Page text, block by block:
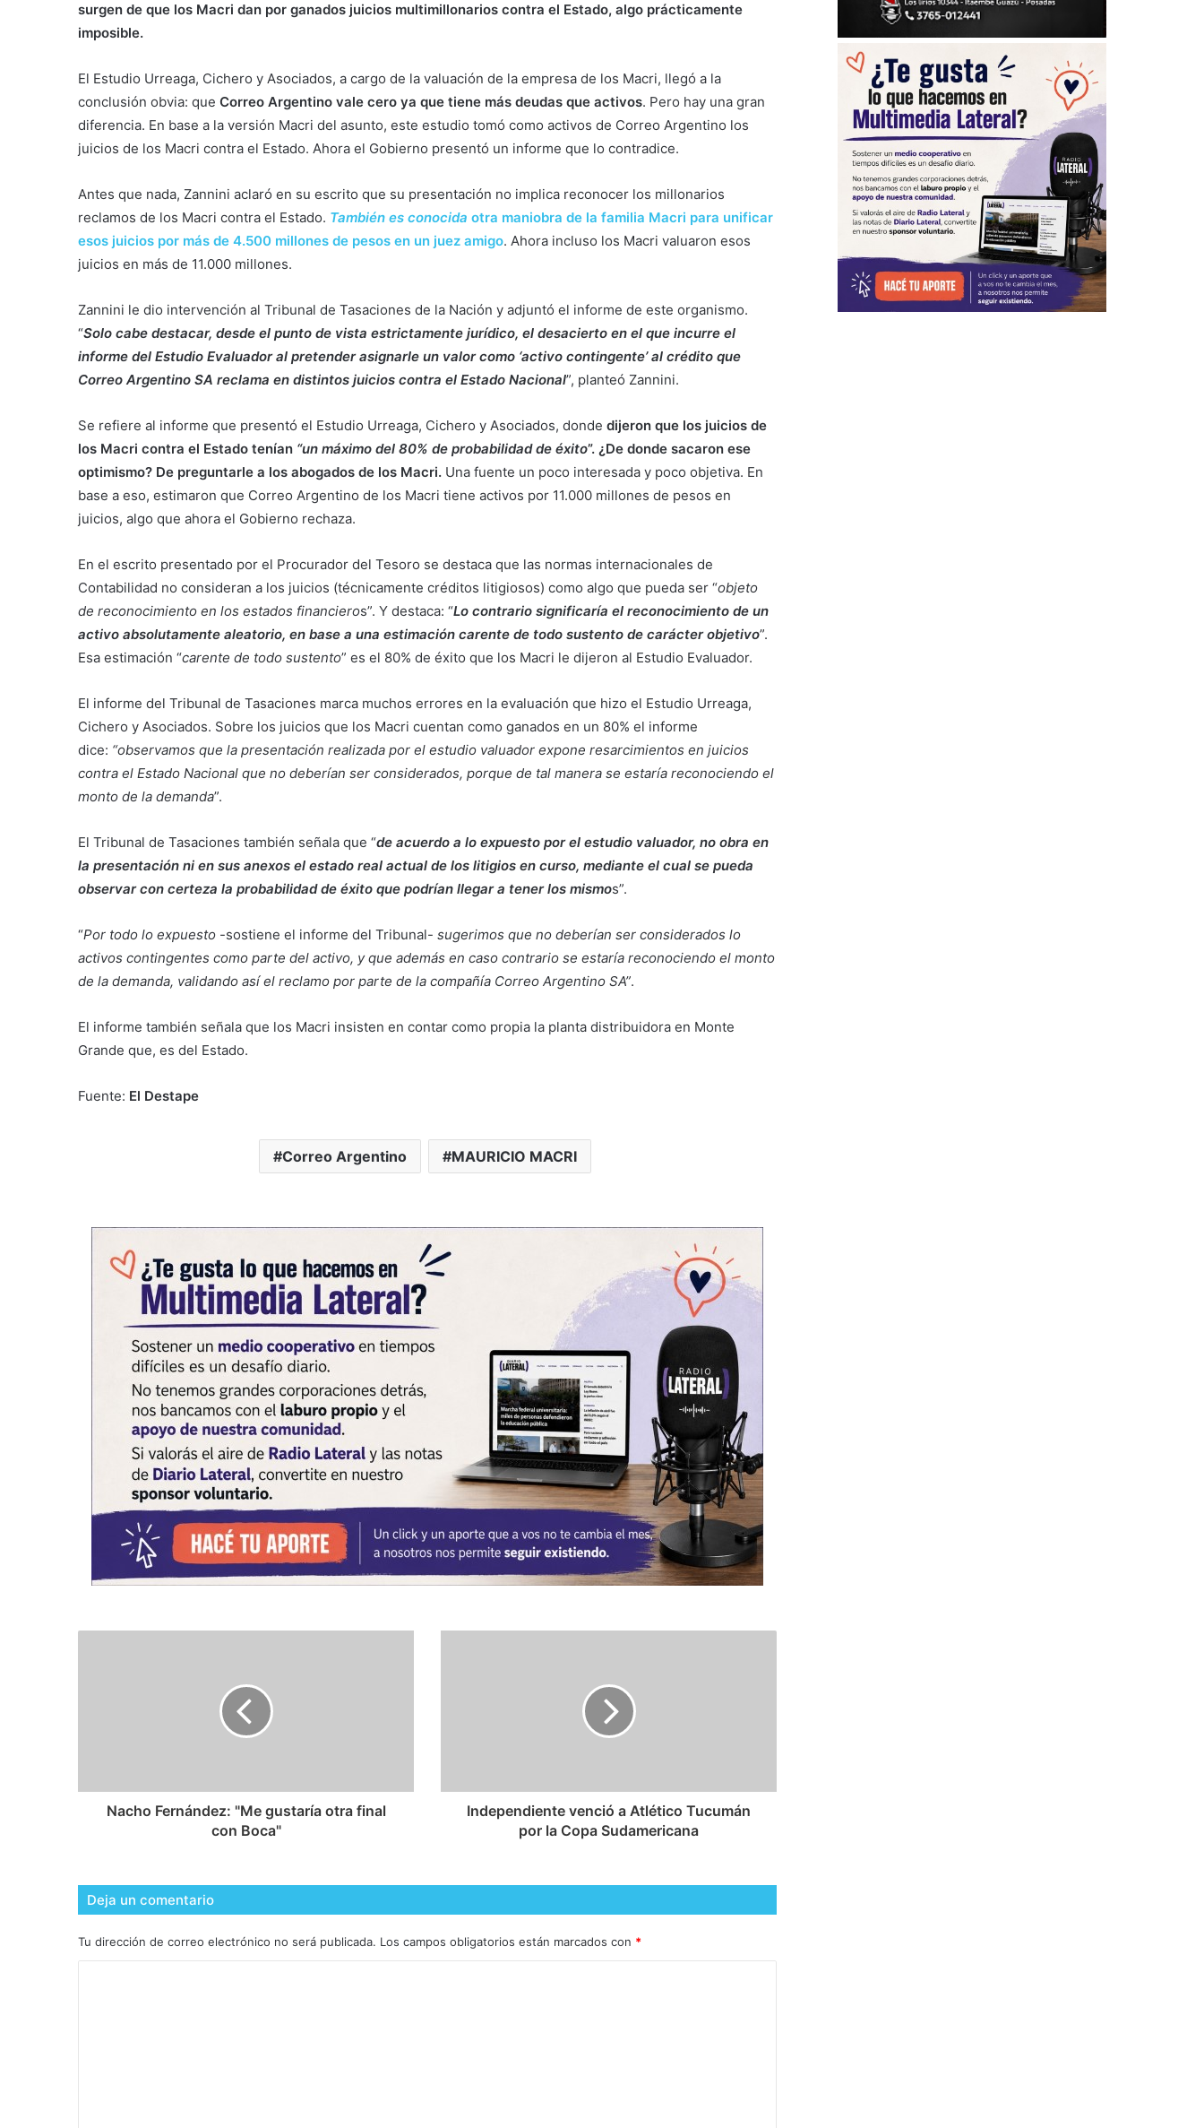
surgen de que los Macri dan por ganados juicios multimillonarios contra el Estado, algo prácticamente
imposible.
El Estudio Urreaga, Cichero y Asociados, a cargo de la valuación de la empresa de los Macri, llegó a la
conclusión obvia: que Correo Argentino vale cero ya que tiene más deudas que activos. Pero hay una gran
diferencia. En base a la versión Macri del asunto, este estudio tomó como activos de Correo Argentino los
juicios de los Macri contra el Estado. Ahora el Gobierno presentó un informe que lo contradice.
Antes que nada, Zannini aclaró en su escrito que su presentación no implica reconocer los millonarios
reclamos de los Macri contra el Estado. También es conocida otra maniobra de la familia Macri para unificar
esos juicios por más de 4.500 millones de pesos en un juez amigo. Ahora incluso los Macri valuaron esos
juicios en más de 11.000 millones.
Zannini le dio intervención al Tribunal de Tasaciones de la Nación y adjuntó el informe de este organismo.
“Solo cabe destacar, desde el punto de vista estrictamente jurídico, el desacierto en el que incurre el
informe del Estudio Evaluador al pretender asignarle un valor como ‘activo contingente’ al crédito que
Correo Argentino SA reclama en distintos juicios contra el Estado Nacional”, planteó Zannini.
Se refiere al informe que presentó el Estudio Urreaga, Cichero y Asociados, donde dijeron que los juicios de
los Macri contra el Estado tenían “un máximo del 80% de probabilidad de éxito”. ¿De donde sacaron ese
optimismo? De preguntarle a los abogados de los Macri. Una fuente un poco interesada y poco objetiva. En
base a eso, estimaron que Correo Argentino de los Macri tiene activos por 11.000 millones de pesos en
juicios, algo que ahora el Gobierno rechaza.
En el escrito presentado por el Procurador del Tesoro se destaca que las normas internacionales de
Contabilidad no consideran a los juicios (técnicamente créditos litigiosos) como algo que pueda ser “objeto
de reconocimiento en los estados financieros”. Y destaca: “Lo contrario significaría el reconocimiento de un
activo absolutamente aleatorio, en base a una estimación carente de todo sustento de carácter objetivo”.
Esa estimación “carente de todo sustento” es el 80% de éxito que los Macri le dijeron al Estudio Evaluador.
El informe del Tribunal de Tasaciones marca muchos errores en la evaluación que hizo el Estudio Urreaga,
Cichero y Asociados. Sobre los juicios que los Macri cuentan como ganados en un 80% el informe
dice: “observamos que la presentación realizada por el estudio valuador expone resarcimientos en juicios
contra el Estado Nacional que no deberían ser considerados, porque de tal manera se estaría reconociendo el
monto de la demanda”.
El Tribunal de Tasaciones también señala que “de acuerdo a lo expuesto por el estudio valuador, no obra en
la presentación ni en sus anexos el estado real actual de los litigios en curso, mediante el cual se pueda
observar con certeza la probabilidad de éxito que podrían llegar a tener los mismos”.
“Por todo lo expuesto -sostiene el informe del Tribunal- sugerimos que no deberían ser considerados lo
activos contingentes como parte del activo, y que además en caso contrario se estaría reconociendo el monto
de la demanda, validando así el reclamo por parte de la compañía Correo Argentino SA”.
El informe también señala que los Macri insisten en contar como propia la planta distribuidora en Monte
Grande que, es del Estado.
Fuente: El Destape
Correo Argentino MAURICIO MACRI
Nacho Fernández: "Me gustaría otra final
con Boca"
Independiente venció a Atlético Tucumán
por la Copa Sudamericana
Deja un comentario
Tu dirección de correo electrónico no será publicada. Los campos obligatorios están marcados con *